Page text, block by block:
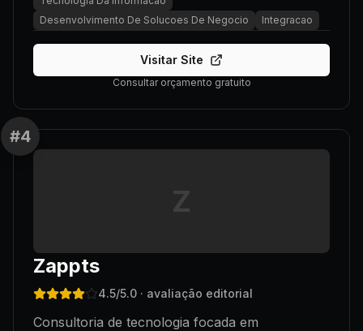
Desenvolvimento De Solucoes De Negocio
Integracao
Visitar Site
Consultar orçamento gratuito
#4
Z
Zappts
4.5/5.0 · avaliação editorial
Consultoria de tecnologia focada em